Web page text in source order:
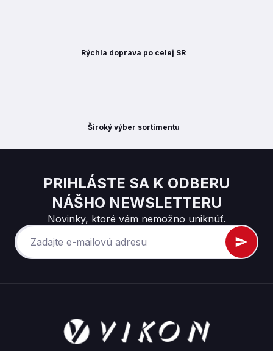
Rýchla doprava po celej SR
Široký výber sortimentu
PRIHLÁSTE SA K ODBERU
NÁŠHO NEWSLETTERU
Novinky, ktoré vám nemožno uniknúť.